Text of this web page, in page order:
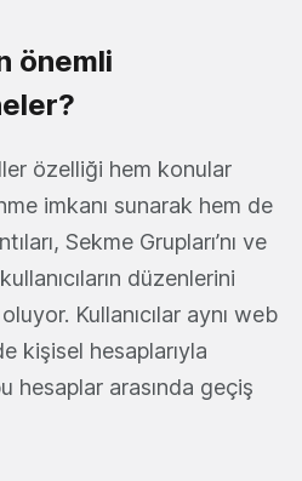
önemli
özelliği hem konular
imkanı sunarak hem de
Sekme Grupları’nı ve
düzenlerini
Kullanıcılar aynı web
kişisel hesaplarıyla
hesaplar arasında geçiş